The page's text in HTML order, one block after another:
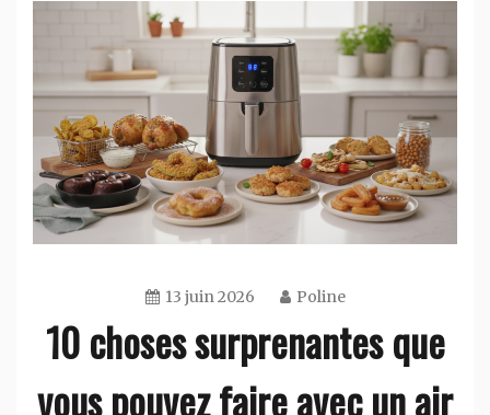
13 juin 2026 Poline
10 choses surprenantes que
vous pouvez faire avec un air